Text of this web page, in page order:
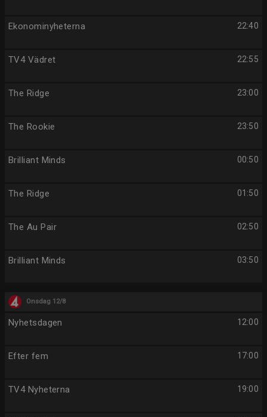
22:40
Ekonominyheterna
22:55
TV4 Vädret
23:00
The Ridge
23:50
The Rookie
00:50
Brilliant Minds
01:50
The Ridge
02:50
The Au Pair
03:50
Brilliant Minds
Onsdag 12/8
12:00
Nyhetsdagen
17:00
Efter fem
19:00
TV4 Nyheterna